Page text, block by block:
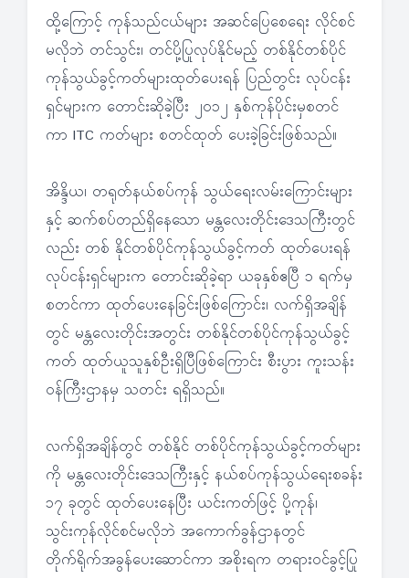
ထို့ကြောင့် ကုန်သည်ငယ်များ အဆင်ပြေစေရေး လိုင်စင်
မလိုဘဲ တင်သွင်း၊ တင်ပို့ပြုလုပ်နိုင်မည့် တစ်နိုင်တစ်ပိုင်
ကုန်သွယ်ခွင့်ကတ်များထုတ်ပေးရန် ပြည်တွင်း လုပ်ငန်း
ရှင်များက တောင်းဆိုခဲ့ပြီး ၂၀၁၂ နှစ်ကုန်ပိုင်းမှစတင်
ကာ ITC ကတ်များ စတင်ထုတ် ပေးခဲ့ခြင်းဖြစ်သည်။
အိန္ဒိယ၊ တရုတ်နယ်စပ်ကုန် သွယ်ရေးလမ်းကြောင်းများ
နှင့် ဆက်စပ်တည်ရှိနေသော မန္တလေးတိုင်းဒေသကြီးတွင်
လည်း တစ် နိုင်တစ်ပိုင်ကုန်သွယ်ခွင့်ကတ် ထုတ်ပေးရန်
လုပ်ငန်းရှင်များက တောင်းဆိုခဲ့ရာ ယခုနှစ်ဧပြီ ၁ ရက်မှ
စတင်ကာ ထုတ်ပေးနေခြင်းဖြစ်ကြောင်း၊ လက်ရှိအချိန်
တွင် မန္တလေးတိုင်းအတွင်း တစ်နိုင်တစ်ပိုင်ကုန်သွယ်ခွင့်
ကတ် ထုတ်ယူသူနှစ်ဦးရှိပြီဖြစ်ကြောင်း စီးပွား ကူးသန်း
ဝန်ကြီးဌာနမှ သတင်း ရရှိသည်။
လက်ရှိအချိန်တွင် တစ်နိုင် တစ်ပိုင်ကုန်သွယ်ခွင့်ကတ်များ
ကို မန္တလေးတိုင်းဒေသကြီးနှင့် နယ်စပ်ကုန်သွယ်ရေးစခန်း
၁၇ ခုတွင် ထုတ်ပေးနေပြီး ယင်းကတ်ဖြင့် ပို့ကုန်၊
သွင်းကုန်လိုင်စင်မလိုဘဲ အကောက်ခွန်ဌာနတွင်
တိုက်ရိုက်အခွန်ပေးဆောင်ကာ အစိုးရက တရားဝင်ခွင့်ပြု